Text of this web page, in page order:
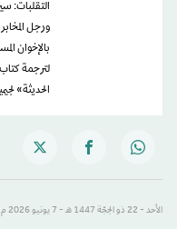
التقلبات:
ورجل
بالإخوان
لترجمة
الحديثة»
الأحد - 22 ذو الحِجّة 1447 هـ - 7 يونيو 2026 م